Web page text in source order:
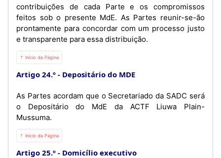
contribuições de cada Parte e os compromissos
feitos sob o presente MdE. As Partes reunir-se-ão
prontamente para concordar com um processo justo
e transparente para essa distribuição.
⇡ Início da Página
Artigo 24.º Depositário do MDE
As Partes acordam que o Secretariado da SADC será
o Depositário do MdE da ACTF Liuwa Plain-
Mussuma.
⇡ Início da Página
Artigo 25.º Domicílio executivo